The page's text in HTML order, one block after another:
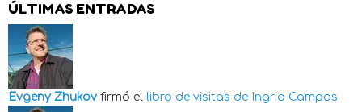
ÚLTIMAS ENTRADAS
Evgeny Zhukov firmó el libro de visitas de Ingrid Campos